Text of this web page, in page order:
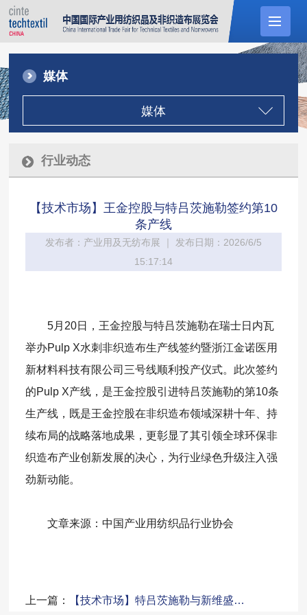
媒体
媒体
行业动态
【技术市场】王金控股与特吕茨施勒签约第10
条产线
发布者：产业用及无纺布展 ｜ 发布日期：2026/6/5
15:17:14
5月20日，王金控股与特吕茨施勒在瑞士日内瓦
举办Pulp X水刺非织造布生产线签约暨浙江金诺医用
新材料科技有限公司三号线顺利投产仪式。此次签约
的Pulp X产线，是王金控股引进特吕茨施勒的第10条
生产线，既是王金控股在非织造布领域深耕十年、持
续布局的战略落地成果，更彰显了其引领全球环保非
织造布产业创新发展的决心，为行业绿色升级注入强
劲新动能。
文章来源：中国产业用纺织品行业协会
上一篇： 【技术市场】特吕茨施勒与新维盛…